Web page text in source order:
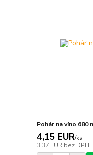
Pohár na víno 680
4,15 EUR/ks
3,37 EUR bez DPH